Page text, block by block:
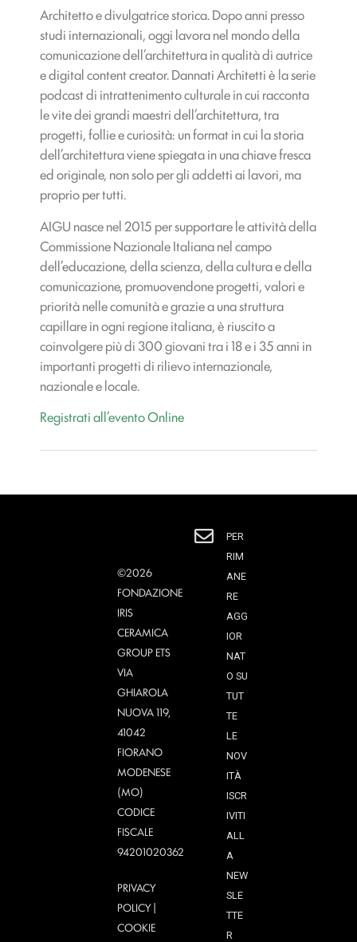
Architetto e divulgatrice storica. Dopo anni presso
studi internazionali, oggi lavora nel mondo della
comunicazione dell’architettura in qualità di autrice
e digital content creator. Dannati Architetti è la serie
podcast di intrattenimento culturale in cui racconta
le vite dei grandi maestri dell’architettura, tra
progetti, follie e curiosità: un format in cui la storia
dell’architettura viene spiegata in una chiave fresca
ed originale, non solo per gli addetti ai lavori, ma
proprio per tutti.
AIGU nasce nel 2015 per supportare le attività della
Commissione Nazionale Italiana nel campo
dell’educazione, della scienza, della cultura e della
comunicazione, promuovendone progetti, valori e
priorità nelle comunità e grazie a una struttura
capillare in ogni regione italiana, è riuscito a
coinvolgere più di 300 giovani tra i 18 e i 35 anni in
importanti progetti di rilievo internazionale,
nazionale e locale.
Registrati all’evento Online
©2026
FONDAZIONE
IRIS
CERAMICA
GROUP ETS
VIA
GHIAROLA
NUOVA 119,
41042
FIORANO
MODENESE
(MO)
CODICE
FISCALE
94201020362
PRIVACY
POLICY|
COOKIE
PER
RIM
ANE
RE
AGG
IOR
NAT
O SU
TUT
TE
LE
NOV
ITÀ
ISCR
IVITI
ALL
A
NEW
SLE
TTE
R